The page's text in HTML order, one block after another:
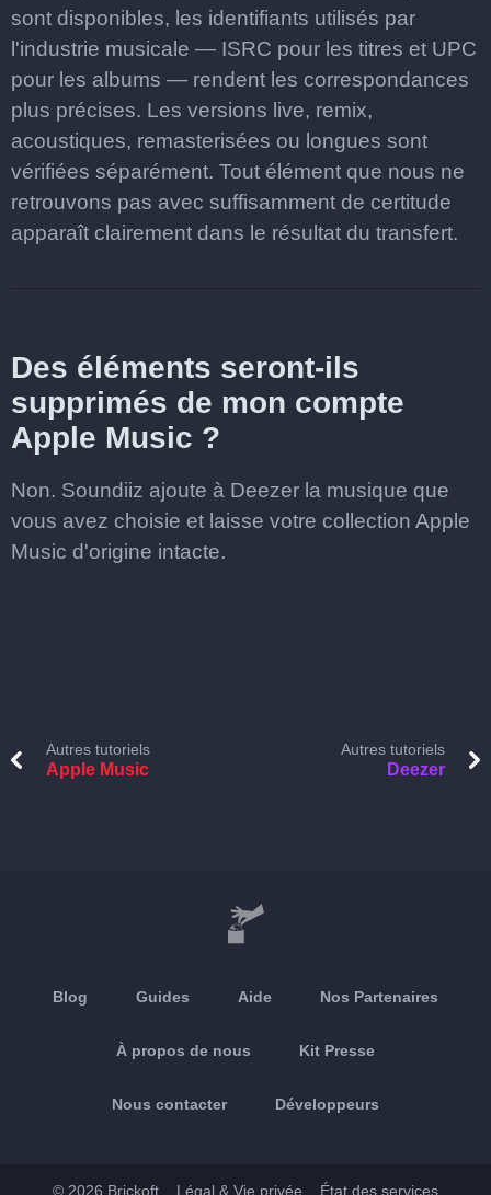
sont disponibles, les identifiants utilisés par
l'industrie musicale — ISRC pour les titres et UPC
pour les albums — rendent les correspondances
plus précises. Les versions live, remix,
acoustiques, remasterisées ou longues sont
vérifiées séparément. Tout élément que nous ne
retrouvons pas avec suffisamment de certitude
apparaît clairement dans le résultat du transfert.
Des éléments seront-ils
supprimés de mon compte
Apple Music ?
Non. Soundiiz ajoute à Deezer la musique que
vous avez choisie et laisse votre collection Apple
Music d'origine intacte.
Autres tutoriels
Apple Music
Autres tutoriels
Deezer
Blog Guides Aide Nos Partenaires
À propos de nous Kit Presse
Nous contacter Développeurs
© 2026 Brickoft Légal & Vie privée État des services